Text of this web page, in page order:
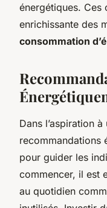
énergétiques. Ces
enrichissante des
consommation
Dans l’aspiration à
recommandations
pour guider les
commencer, il est
au quotidien